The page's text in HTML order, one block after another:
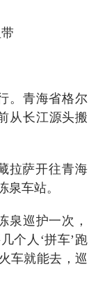
。青海省格尔
从长江源头搬
拉萨开往青海
泉车站。
泉巡护一次，
个人‘拼车’跑
车就能去，巡